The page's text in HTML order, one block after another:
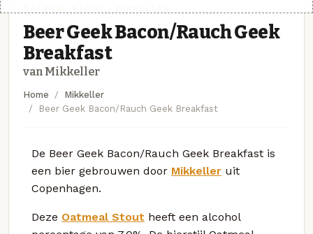
Beer Geek Bacon/Rauch Geek
Breakfast
van Mikkeller
Home
Mikkeller
Beer Geek Bacon/Rauch Geek Breakfast
De Beer Geek Bacon/Rauch Geek Breakfast is
een bier gebrouwen door Mikkeller uit
Copenhagen.
Deze Oatmeal Stout heeft een alcohol